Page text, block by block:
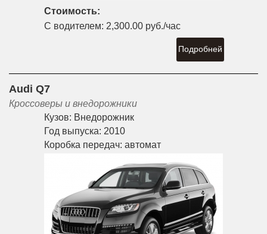
Стоимость:
С водителем: 2,300.00 руб./час
Подробней
Audi Q7
Кроссоверы и внедорожники
Кузов: Внедорожник
Год выпуска: 2010
Коробка передач: автомат